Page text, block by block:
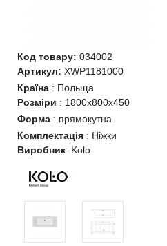
Код товару: 034002
Артикул: XWP1181000
Країна : Польща
Розміри : 1800х800х450
Форма : прямокутна
Комплектація : Ніжки
Виробник: Kolo